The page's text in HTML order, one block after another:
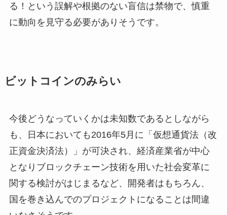
る！という誤解や根拠のない盲信は禁物で、慎重
に動向を見守る必要がありそうです。
ビットコインのみらい
今後どうなっていくかは未知数であるとしながら
も、日本においても2016年5月に「仮想通貨法（改
正資金決済法）」が可決され、経済産業省が中心
となりブロックチェーン技術を用いた社会変革に
関する検討がはじまるなど、開発者はもちろん、
国を巻き込んでのプロジェクトになることは間違